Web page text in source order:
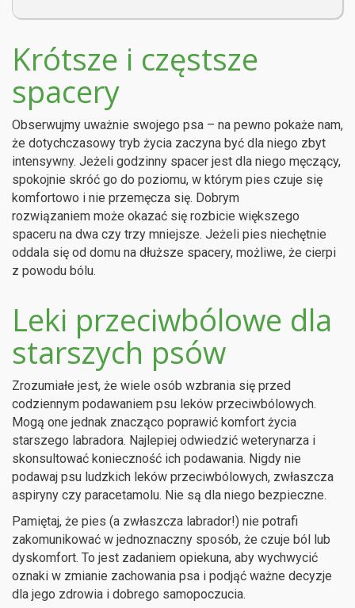
Krótsze i częstsze
spacery
Obserwujmy uważnie swojego psa – na pewno pokaże nam,
że dotychczasowy tryb życia zaczyna być dla niego zbyt
intensywny. Jeżeli godzinny spacer jest dla niego męczący,
spokojnie skróć go do poziomu, w którym pies czuje się
komfortowo i nie przemęcza się. Dobrym
rozwiązaniem może okazać się rozbicie większego
spaceru na dwa czy trzy mniejsze. Jeżeli pies niechętnie
oddala się od domu na dłuższe spacery, możliwe, że cierpi
z powodu bólu.
Leki przeciwbólowe dla
starszych psów
Zrozumiałe jest, że wiele osób wzbrania się przed
codziennym podawaniem psu leków przeciwbólowych.
Mogą one jednak znacząco poprawić komfort życia
starszego labradora. Najlepiej odwiedzić weterynarza i
skonsultować konieczność ich podawania. Nigdy nie
podawaj psu ludzkich leków przeciwbólowych, zwłaszcza
aspiryny czy paracetamolu. Nie są dla niego bezpieczne.
Pamiętaj, że pies (a zwłaszcza labrador!) nie potrafi
zakomunikować w jednoznaczny sposób, że czuje ból lub
dyskomfort. To jest zadaniem opiekuna, aby wychwycić
oznaki w zmianie zachowania psa i podjąć ważne decyzje
dla jego zdrowia i dobrego samopoczucia.